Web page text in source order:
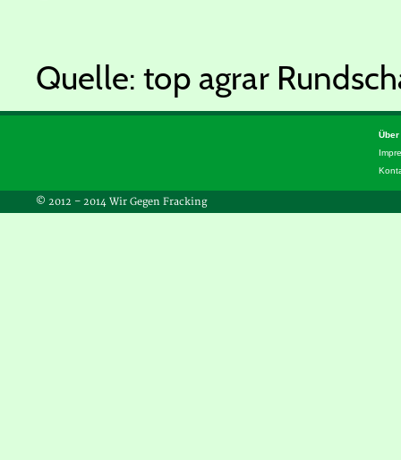
Quelle: top agrar
Über
© 2012 – 2014 Wir Gegen Fracking